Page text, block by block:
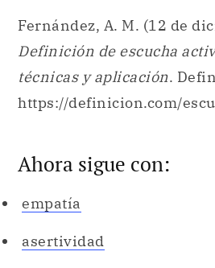
Fernández, A. M. (12 de
Definición de escucha
técnicas y aplicación.
https://definicion.com/
Ahora sigue con:
empatía
asertividad